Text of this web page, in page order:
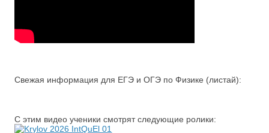
Свежая информация для ЕГЭ и ОГЭ по Физике (листай):
С этим видео ученики смотрят следующие ролики: